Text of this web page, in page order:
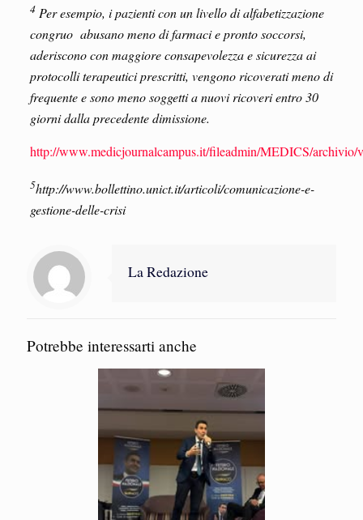
4Per esempio, i pazienti con un livello di alfabetizzazione
congruo abusano meno di farmaci e pronto soccorsi,
aderiscono con maggiore consapevolezza e sicurezza ai
protocolli terapeutici prescritti, vengono ricoverati meno di
frequente e sono meno soggetti a nuovi ricoveri entro 30
giorni dalla precedente dimissione.
http://www.medicjournalcampus.it/fileadmin/MEDICS/
5http://www.bollettino.unict.it/articoli/comunicazione-e-
gestione-delle-crisi
La Redazione
Potrebbe interessarti anche